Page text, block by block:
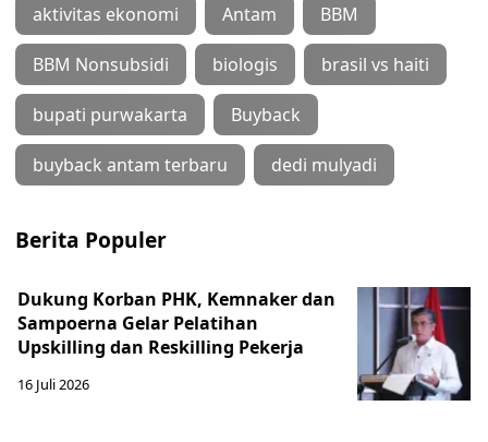
aktivitas ekonomi Antam BBM
BBM Nonsubsidi biologis brasil vs haiti
bupati purwakarta Buyback
buyback antam terbaru dedi mulyadi
Berita Populer
Dukung Korban PHK, Kemnaker dan
Sampoerna Gelar Pelatihan
Upskilling dan Reskilling Pekerja
16 Juli 2026